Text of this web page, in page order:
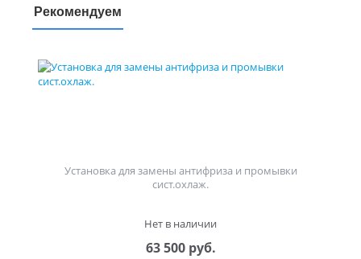
Рекомендуем
Установка для замены антифриза и промывки
сист.охлаж.
Нет в наличии
63 500 руб.